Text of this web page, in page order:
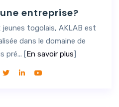
entreprise?
jeunes togolais, AKLAB est
dans le domaine de
pré... [En savoir plus]